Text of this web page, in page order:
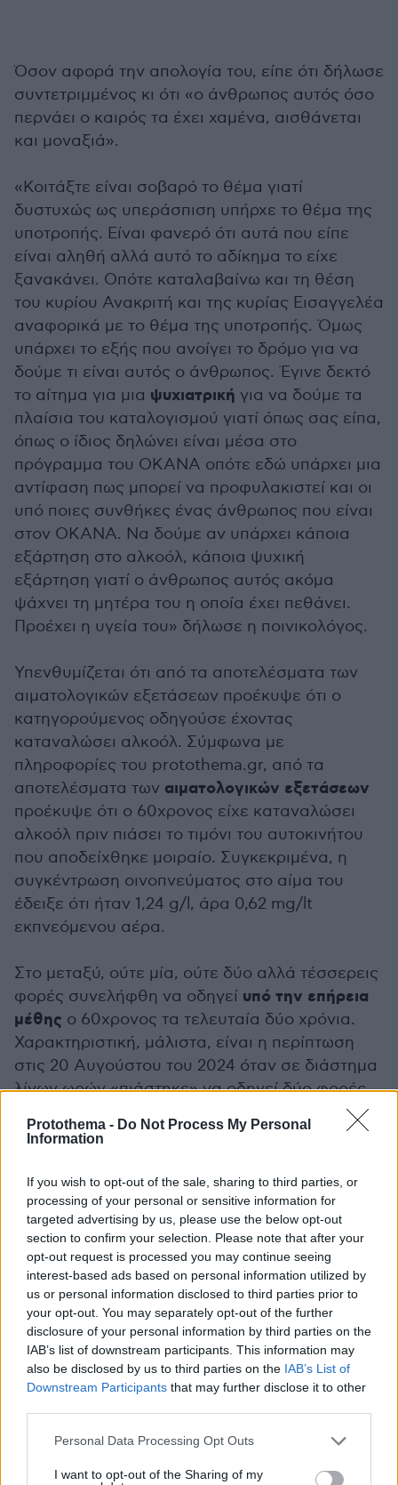
Protothema - Do Not Process My Personal
Information
If you wish to opt-out of the sale, sharing to third parties, or
processing of your personal or sensitive information for
targeted advertising by us, please use the below opt-out
section to confirm your selection. Please note that after your
opt-out request is processed you may continue seeing
interest-based ads based on personal information utilized by
us or personal information disclosed to third parties prior to
your opt-out. You may separately opt-out of the further
disclosure of your personal information by third parties on the
IAB’s list of downstream participants. This information may
also be disclosed by us to third parties on the IAB’s List of
Downstream Participants that may further disclose it to other
Please note that this website/app uses one or more Google
not limited to your visit or usage behaviour. You may click to
Personal Data Processing Opt Outs
I want to opt-out of the Sharing of my
Όσον αφορά την απολογία του, είπε ότι δήλωσε
συντετριμμένος κι ότι «ο άνθρωπος αυτός όσο
περνάει ο καιρός τα έχει χαμένα, αισθάνεται
και μοναξιά».
«Κοιτάξτε είναι σοβαρό το θέμα γιατί
δυστυχώς ως υπεράσπιση υπήρχε το θέμα της
υποτροπής. Είναι φανερό ότι αυτά που είπε
είναι αληθή αλλά αυτό το αδίκημα το είχε
ξανακάνει. Οπότε καταλαβαίνω και τη θέση
του κυρίου Ανακριτή και της κυρίας Εισαγγελέα
αναφορικά με το θέμα της υποτροπής. Όμως
υπάρχει το εξής που ανοίγει το δρόμο για να
δούμε τι είναι αυτός ο άνθρωπος. Έγινε δεκτό
το αίτημα για μια ψυχιατρική για να δούμε τα
πλαίσια του καταλογισμού γιατί όπως σας είπα,
όπως ο ίδιος δηλώνει είναι μέσα στο
πρόγραμμα του ΟΚΑΝΑ οπότε εδώ υπάρχει μια
αντίφαση πως μπορεί να προφυλακιστεί και οι
υπό ποιες συνθήκες ένας άνθρωπος που είναι
στον ΟΚΑΝΑ. Να δούμε αν υπάρχει κάποια
εξάρτηση στο αλκοόλ, κάποια ψυχική
εξάρτηση γιατί ο άνθρωπος αυτός ακόμα
ψάχνει τη μητέρα του η οποία έχει πεθάνει.
Προέχει η υγεία του» δήλωσε η ποινικολόγος.
Υπενθυμίζεται ότι από τα αποτελέσματα των
αιματολογικών εξετάσεων προέκυψε ότι ο
κατηγορούμενος οδηγούσε έχοντας
καταναλώσει αλκοόλ. Σύμφωνα με
πληροφορίες του protothema.gr, από τα
αποτελέσματα των αιματολογικών εξετάσεων
προέκυψε ότι ο 60χρονος είχε καταναλώσει
αλκοόλ πριν πιάσει το τιμόνι του αυτοκινήτου
που αποδείχθηκε μοιραίο. Συγκεκριμένα, η
συγκέντρωση οινοπνεύματος στο αίμα του
έδειξε ότι ήταν 1,24 g/l, άρα 0,62 mg/lt
εκπνεόμενου αέρα.
Στο μεταξύ, ούτε μία, ούτε δύο αλλά τέσσερεις
φορές συνελήφθη να οδηγεί υπό την επήρεια
μέθης ο 60χρονος τα τελευταία δύο χρόνια.
Χαρακτηριστική, μάλιστα, είναι η περίπτωση
στις 20 Αυγούστου του 2024 όταν σε διάστημα
λίγων ωρών «πιάστηκε» να οδηγεί δύο φορές
μεθυσμένος. Για αυτόν τον λόγο, την τελευταία
φορά, του αφαιρέθηκε το δίπλωμα για δέκα
Ειδήσεις σήμερα:
Ρεκόρ πλούτου στη λίστα Forbes: Ο Μασκ
πρώτος, ο Τραμπ εκτοξεύεται - Ποιοι μπαίνουν
στη χρυσή δεκάδα
Νέο 12ετές πρόγραμμα: Εξοπλιστικά made in
Greece και δορυφόρος στα... χακί
Εκτοξεύτηκε η χρηματιστηριακή αξία του
Καρέτσα μετά τις εμφανίσεις με την εθνική